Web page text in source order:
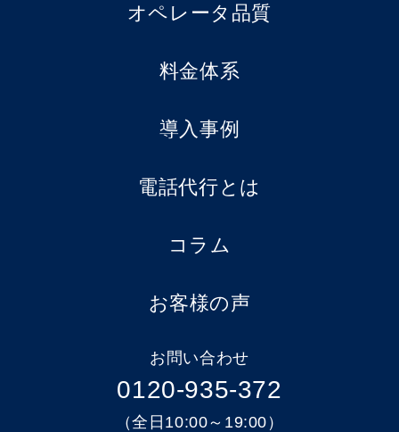
オペレータ品質
料金体系
導入事例
電話代行とは
コラム
お客様の声
お問い合わせ
0120-935-372
（全日10:00～19:00）